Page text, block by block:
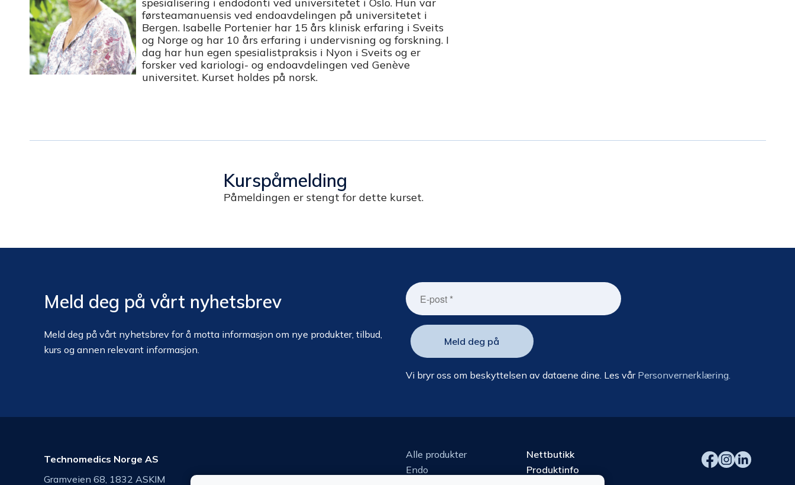
spesialisering i endodonti ved universitetet i Oslo. Hun var
førsteamanuensis ved endoavdelingen på universitetet i
Bergen. Isabelle Portenier har 15 års klinisk erfaring i Sveits
og Norge og har 10 års erfaring i undervisning og forskning. I
dag har hun egen spesialistpraksis i Nyon i Sveits og er
forsker ved kariologi- og endoavdelingen ved Genève
universitet. Kurset holdes på norsk.
Kurspåmelding
Påmeldingen er stengt for dette kurset.
Meld deg på vårt nyhetsbrev
Meld deg på vårt nyhetsbrev for å motta informasjon om nye produkter, tilbud,
kurs og annen relevant informasjon.
Vi bryr oss om beskyttelsen av dataene dine. Les vår Personvernerklæring.
Technomedics Norge AS
Gramveien 68, 1832 ASKIM
Alle produkter
Endo
Nettbutikk
Produktinfo